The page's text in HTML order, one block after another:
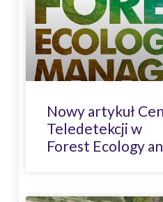
Nowy artykuł
Teledetekcji w
Forest Ecology